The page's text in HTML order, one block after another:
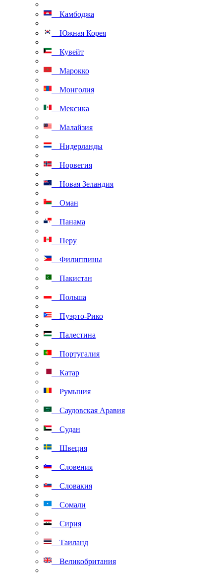
Камбоджа
Южная Корея
Кувейт
Марокко
Монголия
Мексика
Малайзия
Нидерланды
Норвегия
Новая Зеландия
Оман
Панама
Перу
Филиппины
Пакистан
Польша
Пуэрто-Рико
Палестина
Португалия
Катар
Румыния
Саудовская Аравия
Судан
Швеция
Словения
Словакия
Сомали
Сирия
Таиланд
Великобритания